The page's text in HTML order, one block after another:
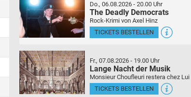
Do., 06.08.2026 - 20.00 Uhr
The Deadly Democrats
Rock-Krimi von Axel Hinz
TICKETS BESTELLEN
Fr., 07.08.2026 - 19.00 Uhr
Lange Nacht der Musik
Monsieur Choufleuri restera chez Lui
TICKETS BESTELLEN